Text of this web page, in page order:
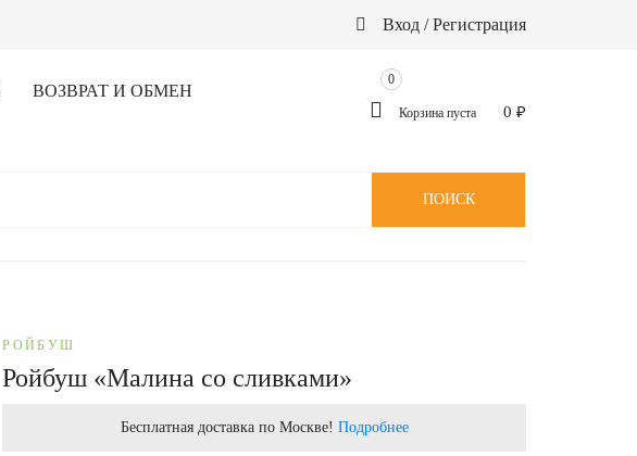
Вход / Регистрация
ВОЗВРАТ И ОБМЕН
Корзина пуста
0
0 ₽
ПОИСК
РОЙБУШ
Ройбуш «Малина со сливками»
Бесплатная доставка по Москве! Подробнее